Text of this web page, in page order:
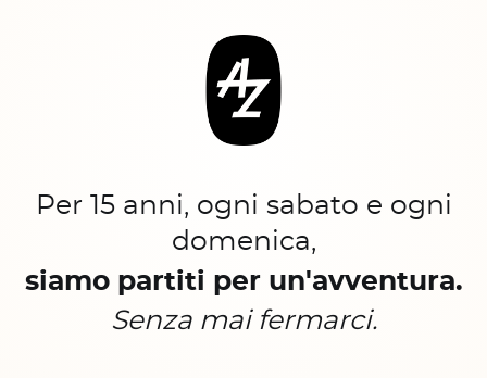
Per 15 anni, ogni sabato e ogni
domenica,
siamo partiti per un'avventura.
Senza mai fermarci.